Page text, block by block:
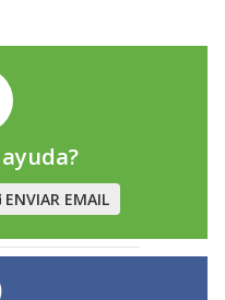
ENVIAR EMAIL